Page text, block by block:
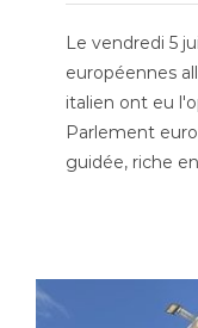
Le vendredi 5
européennes
italien ont eu
Parlement
guidée, riche en